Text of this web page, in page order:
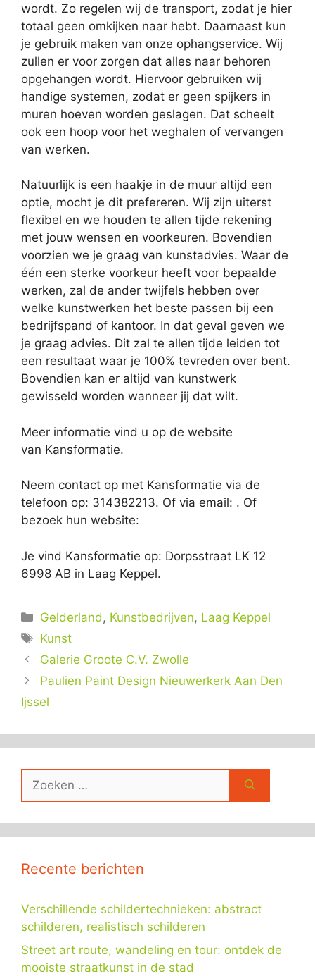
wordt. Zo regelen wij de transport, zodat je hier
totaal geen omkijken naar hebt. Daarnaast kun
je gebruik maken van onze ophangservice. Wij
zullen er voor zorgen dat alles naar behoren
opgehangen wordt. Hiervoor gebruiken wij
handige systemen, zodat er geen spijkers in
muren hoeven worden geslagen. Dat scheelt
ook een hoop voor het weghalen of vervangen
van werken.
Natuurlijk is een haakje in de muur altijd een
optie, mocht je dit prefereren. Wij zijn uiterst
flexibel en we houden te allen tijde rekening
met jouw wensen en voorkeuren. Bovendien
voorzien we je graag van kunstadvies. Waar de
één een sterke voorkeur heeft voor bepaalde
werken, zal de ander twijfels hebben over
welke kunstwerken het beste passen bij een
bedrijfspand of kantoor. In dat geval geven we
je graag advies. Dit zal te allen tijde leiden tot
een resultaat waar je 100% tevreden over bent.
Bovendien kan er altijd van kunstwerk
gewisseld worden wanneer jij dat wilt.
Meer informatie vind u op de website
van Kansformatie.
Neem contact op met Kansformatie via de
telefoon op: 314382213. Of via email: . Of
bezoek hun website:
Je vind Kansformatie op: Dorpsstraat LK 12
6998 AB in Laag Keppel.
Categorieën
Gelderland , Kunstbedrijven, Laag Keppel
Tags
Kunst
Galerie Groote C.V. Zwolle
Paulien Paint Design Nieuwerkerk Aan Den
Ijssel
naar:
Recente berichten
Verschillende schildertechnieken: abstract
schilderen, realistisch schilderen
Street art route, wandeling en tour: ontdek de
mooiste straatkunst in de stad